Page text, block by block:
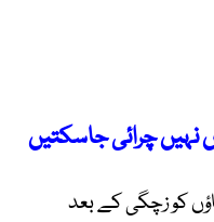
چرائی جاسکتیں
فیصد نئی ماؤں کو زچگی کے بعد